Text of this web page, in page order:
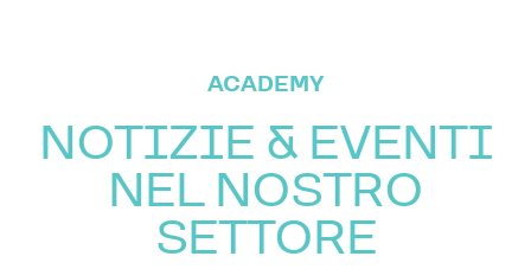
ACADEMY
NOTIZIE & EVENTI
NEL NOSTRO
SETTORE